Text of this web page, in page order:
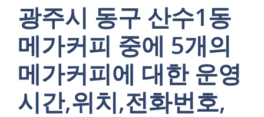
광주시 동구 산수1동
메가커피 중에 5개의
메가커피에 대한 운영
시간,위치,전화번호,